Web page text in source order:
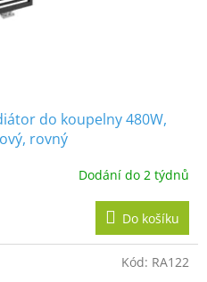
do koupelny 480W,
rovný
Dodání do 2 týdnů
Do košíku
Kód: RA122